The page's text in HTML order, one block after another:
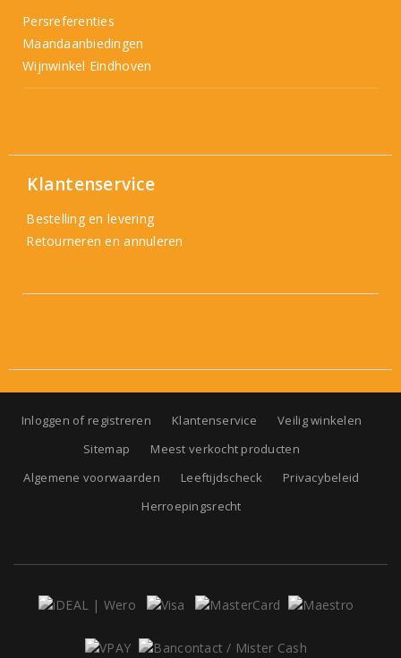
Persreferenties
Maandaanbiedingen
Wijnwinkel Eindhoven
Klantenservice
Bestelling en levering
Retourneren en annuleren
Inloggen of registreren Klantenservice
Veilig winkelen
Sitemap
Meest verkocht producten
Algemene voorwaarden
Leeftijdscheck
Privacybeleid
Herroepingsrecht